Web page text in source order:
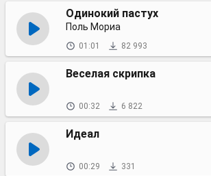
Одинокий пастух
Поль Мориа
01:01 82 993
Веселая скрипка
00:32 6 822
Идеал
00:29 331